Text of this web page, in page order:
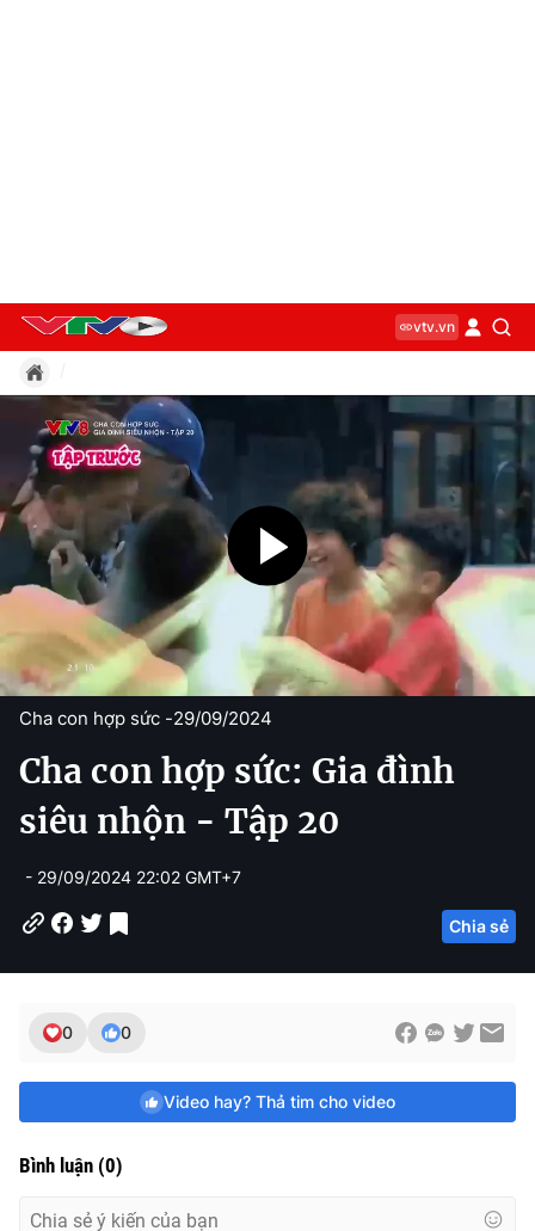
vtv.vn
Cha con hợp sức -29/09/2024
Cha con hợp sức: Gia đình
siêu nhộn - Tập 20
- 29/09/2024 22:02 GMT+7
Chia sẻ
0 0
Video hay? Thả tim cho video
Bình luận (0)